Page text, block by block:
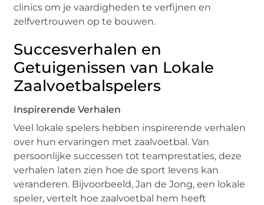
clinics om je vaardigheden te verfijnen en
zelfvertrouwen op te bouwen.
Succesverhalen en
Getuigenissen van Lokale
Zaalvoetbalspelers
Inspirerende Verhalen
Veel lokale spelers hebben inspirerende verhalen
over hun ervaringen met zaalvoetbal. Van
persoonlijke successen tot teamprestaties, deze
verhalen laten zien hoe de sport levens kan
veranderen. Bijvoorbeeld, Jan de Jong, een lokale
speler, vertelt hoe zaalvoetbal hem heeft